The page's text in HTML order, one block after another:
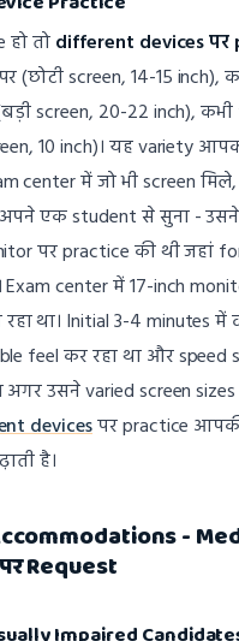
हो तोdifferent devices
(छोटी screen, 14-15 inch),
screen, 20-22 inch),
10 inch)। यह variety
center में जो भी screen
एक student से सुना -
पर practice की थी जहां
Exam center में 17-inch
था। Initial 3-4 minutes में
feel कर रहा था और speed
अगर उसने varied screen
devicesपर practice
है।
-
Request